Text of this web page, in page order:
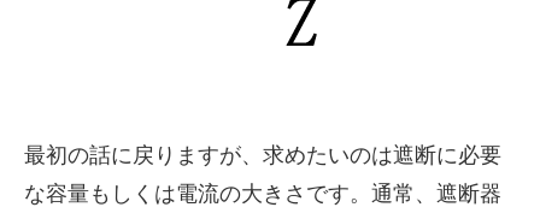
最初の話に戻りますが、求めたいのは遮断に必要
な容量もしくは電流の大きさです。通常、遮断器